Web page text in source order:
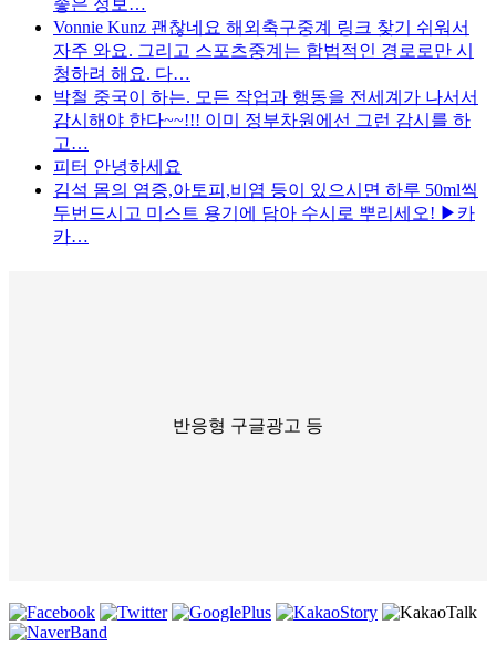
좋은 정보…
Vonnie Kunz 괜찮네요 해외축구중계 링크 찾기 쉬워서
자주 와요. 그리고 스포츠중계는 합법적인 경로로만 시
청하려 해요. 다…
박철 중국이 하는. 모든 작업과 행동을 전세계가 나서서
감시해야 한다~~!!! 이미 정부차원에선 그런 감시를 하
고…
피터 안녕하세요
김석 몸의 염증,아토피,비염 등이 있으시면 하루 50ml씩
두번드시고 미스트 용기에 담아 수시로 뿌리세오! ▶카
카…
반응형 구글광고 등